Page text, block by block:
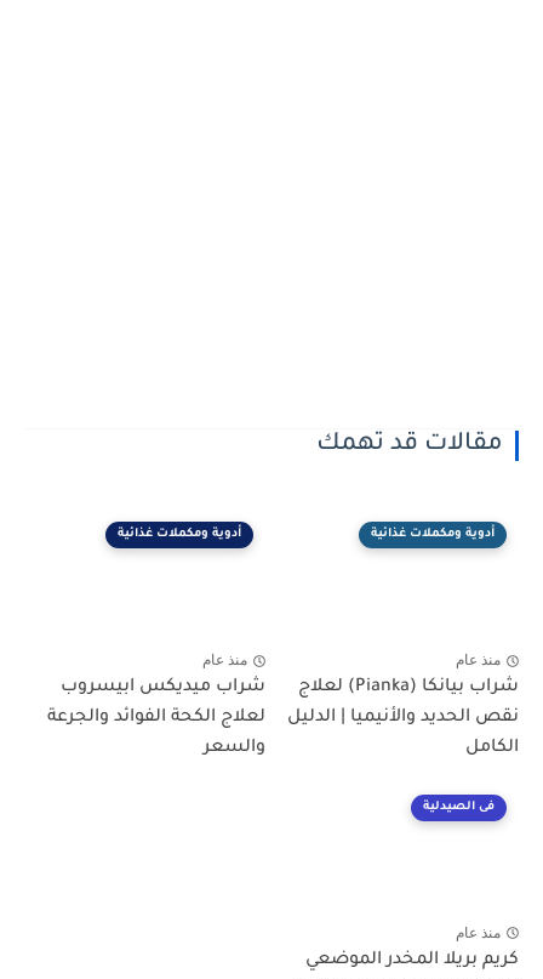
مقالات قد تهمك
أدوية ومكملات غذائية
منذ عام
شراب بيانكا (Pianka) لعلاج
نقص الحديد والأنيميا | الدليل
الكامل
أدوية ومكملات غذائية
منذ عام
شراب ميديكس ابيسروب
لعلاج الكحة الفوائد والجرعة
والسعر
فى الصيدلية
منذ عام
كريم بريلا المخدر الموضعي